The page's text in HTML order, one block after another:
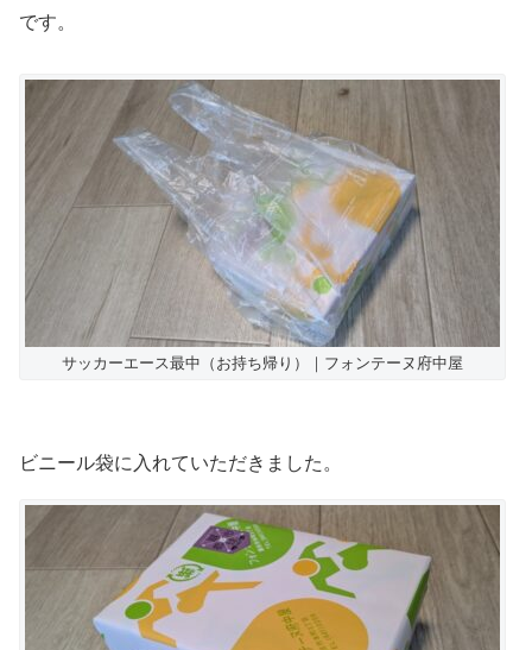
です。
サッカーエース最中（お持ち帰り）｜フォンテーヌ府中屋
ビニール袋に入れていただきました。